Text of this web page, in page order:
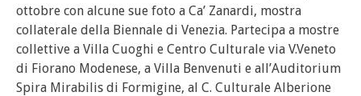
ottobre con alcune sue foto a Ca’ Zanardi, mostra
collaterale della Biennale di Venezia. Partecipa a mostre
collettive a Villa Cuoghi e Centro Culturale via V.Veneto
di Fiorano Modenese, a Villa Benvenuti e all’Auditorium
Spira Mirabilis di Formigine, al C. Culturale Alberione